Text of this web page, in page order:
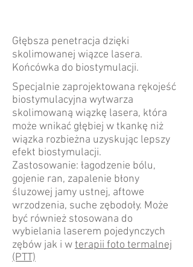
Głębsza penetracja dzięki
skolimowanej wiązce lasera.
Końcówka do biostymulacji.
Specjalnie zaprojektowana rękojeść
biostymulacyjna wytwarza
skolimowaną wiązkę lasera, która
może wnikać głębiej w tkankę niż
wiązka rozbieżna uzyskując lepszy
efekt biostymulacji.
Zastosowanie: łagodzenie bólu,
gojenie ran, zapalenie błony
śluzowej jamy ustnej, aftowe
wrzodzenia, suche zębodoły. Może
być również stosowana do
wybielania laserem pojedynczych
zębów jak i wterapii foto termalnej
(PTT)